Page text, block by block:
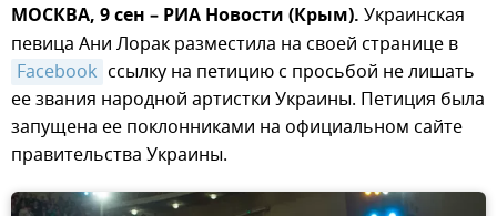
МОСКВА, 9 сен – РИА Новости (Крым). Украинская
певица Ани Лорак разместила на своей странице в
Facebook ссылку на петицию с просьбой не лишать
ее звания народной артистки Украины. Петиция была
запущена ее поклонниками на официальном сайте
правительства Украины.